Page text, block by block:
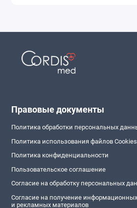
Правовые документы
Политика обработки персональных
Политика использования файлов Cookies
Политика конфиденциальности
Пользовательское соглашение
Согласие на обработку персональных
Согласие на получение информационных
и рекламных материалов